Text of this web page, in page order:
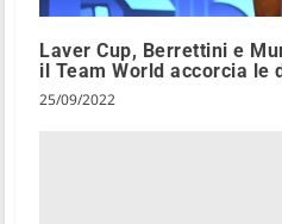
Laver Cup, Berrettini e
il Team World accorcia le
25/09/2022